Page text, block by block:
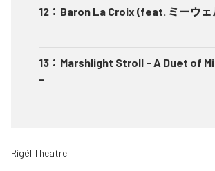
12 ： Baron La Croix (feat. ミーウェ
13 ： Marshlight Stroll - A Duet of
-
Rigël Theatre